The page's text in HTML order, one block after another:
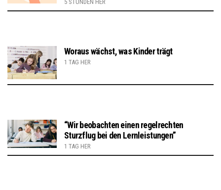
5 STUNDEN HER
Woraus wächst, was Kinder trägt
1 TAG HER
“Wir beobachten einen regelrechten
Sturzflug bei den Lernleistungen”
1 TAG HER